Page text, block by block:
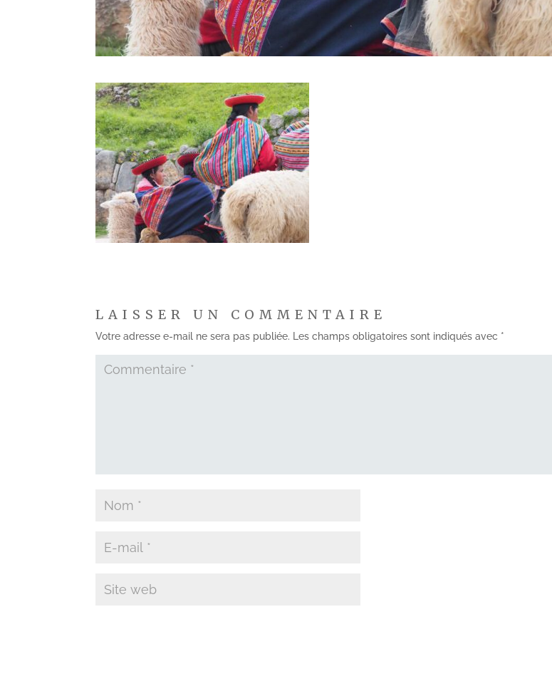
LAISSER UN COMMENTAIRE
Votre adresse e-mail ne sera pas publiée. Les champs obligatoires sont indiqués avec *